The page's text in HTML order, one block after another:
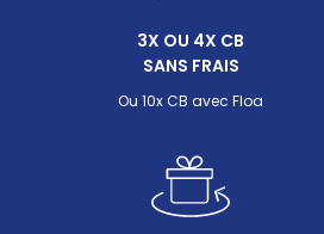
3X OU 4X CB
SANS FRAIS
Ou 10x CB avec Floa